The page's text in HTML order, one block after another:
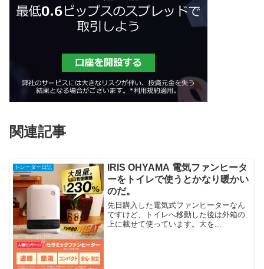
関連記事
トレーダー日記
IRIS OHYAMA 電気ファンヒータ
ーをトイレで使うとかなり暖かい
のだ。
先日購入した電気式ファンヒーターなん
ですけど、トイレへ移動した後は外箱の
上に載せて使っています。大を...